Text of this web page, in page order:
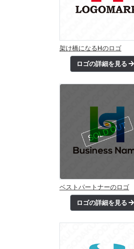
架け橋になるHのロゴ
ロゴの詳細を見る
ベストパートナーのロゴ
ロゴの詳細を見る